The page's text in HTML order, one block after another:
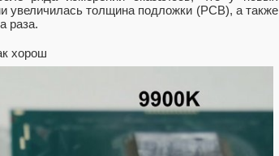
увеличилась толщина подложки (PCB), а также
раза.